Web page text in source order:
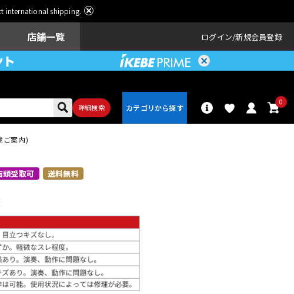
international shipping.
店舗一覧 ログイン 新規会員登録
詳細検索
0
ドラム
配信/ライブ
機器
ご案内)
頭受取可 送料無料